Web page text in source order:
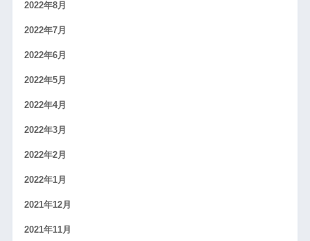
2022年8月
2022年7月
2022年6月
2022年5月
2022年4月
2022年3月
2022年2月
2022年1月
2021年12月
2021年11月